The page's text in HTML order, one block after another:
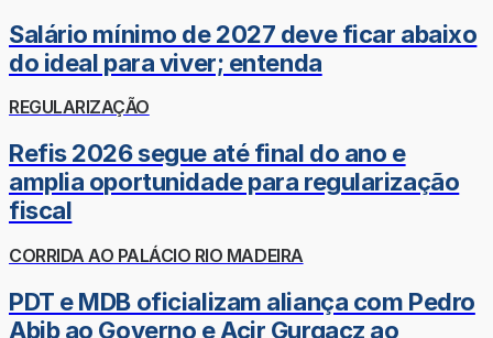
Salário mínimo de 2027 deve ficar abaixo
do ideal para viver; entenda
REGULARIZAÇÃO
Refis 2026 segue até final do ano e
amplia oportunidade para regularização
fiscal
CORRIDA AO PALÁCIO RIO MADEIRA
PDT e MDB oficializam aliança com Pedro
Abib ao Governo e Acir Gurgacz ao